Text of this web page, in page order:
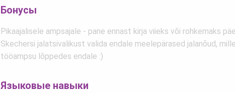
Бонусы
Pikaajalisele ampsajale - pane ennast kirja viieks või rohkemaks
Skechersi jalatsivalikust valida endale meelepärased jalanõud,
tööampsu lõppedes endale :)
Языковые навыки